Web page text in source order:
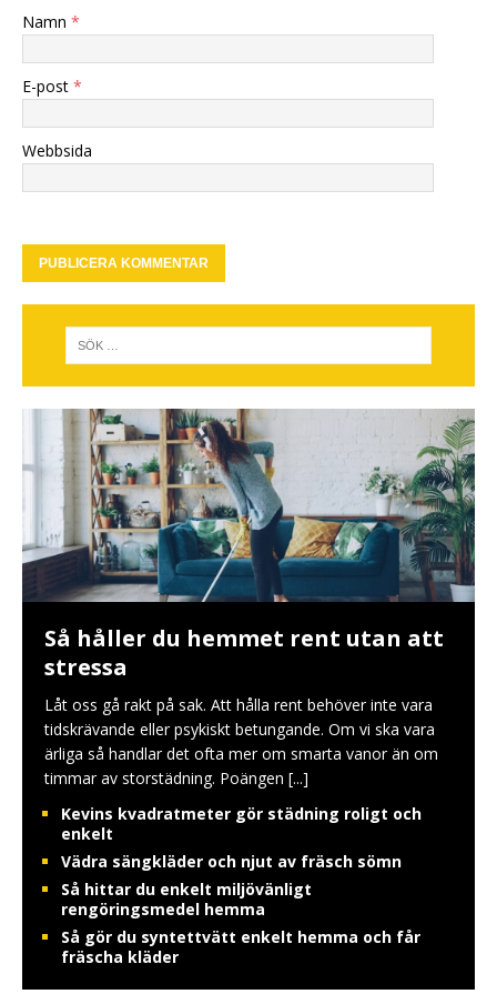
Namn *
E-post *
Webbsida
Så håller du hemmet rent utan att
stressa
Låt oss gå rakt på sak. Att hålla rent behöver inte vara
tidskrävande eller psykiskt betungande. Om vi ska vara
ärliga så handlar det ofta mer om smarta vanor än om
timmar av storstädning. Poängen [...]
Kevins kvadratmeter gör städning roligt och
enkelt
Vädra sängkläder och njut av fräsch sömn
Så hittar du enkelt miljövänligt
rengöringsmedel hemma
Så gör du syntettvätt enkelt hemma och får
fräscha kläder